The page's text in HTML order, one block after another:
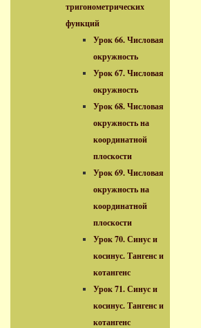
тригонометрических
функций
Урок 66. Числовая
окружность
Урок 67. Числовая
окружность
Урок 68. Числовая
окружность на
координатной
плоскости
Урок 69. Числовая
окружность на
координатной
плоскости
Урок 70. Синус и
косинус. Тангенс и
котангенс
Урок 71. Синус и
косинус. Тангенс и
котангенс